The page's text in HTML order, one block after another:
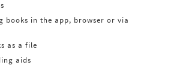
books in the app, browser or via
as a file
aids